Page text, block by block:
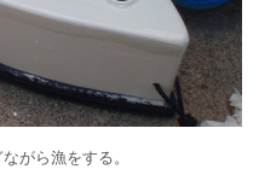
がら漁をする。